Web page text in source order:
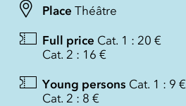
Place Théâtre
Full price Cat. 1 : 20 €
Cat. 2 : 16 €
Young persons Cat. 1 : 9 €
Cat. 2 : 8 €